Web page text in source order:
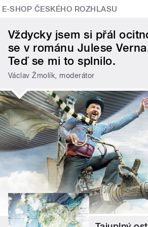
E-SHOP ČESKÉHO ROZHLASU
Vždycky jsem si přál
se v románu Julese
Teď se mi to splnilo.
Václav Žmolík, moderátor